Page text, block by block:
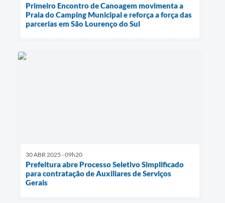
Primeiro Encontro de Canoagem movimenta a
Praia do Camping Municipal e reforça a força das
parcerias em São Lourenço do Sul
30 ABR 2025 - 09h20
Prefeitura abre Processo Seletivo Simplificado
para contratação de Auxiliares de Serviços
Gerais